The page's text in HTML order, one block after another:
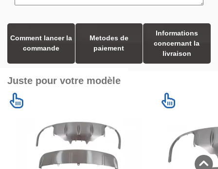
Comment lancer la
commande
Metodes de
paiement
Informations
concernant la
livraison
Juste pour votre modèle